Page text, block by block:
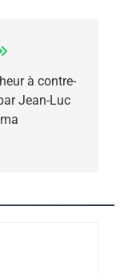
à contre-
Jean-Luc
le